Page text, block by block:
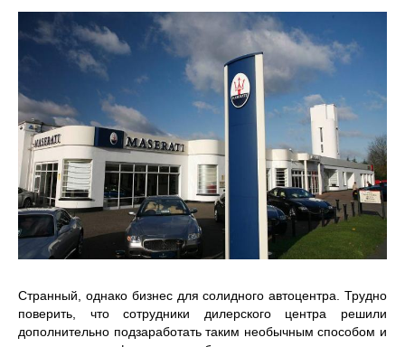
Странный, однако бизнес для солидного автоцентра. Трудно
поверить, что сотрудники дилерского центра решили
дополнительно подзаработать таким необычным способом и